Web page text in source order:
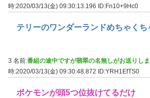
時:2020/03/13(金) 09:30:13.196 ID:Fn10+9Hc0
テリーのワンダーランドめちゃくち
3 名前:番組の途中ですが翡翠の名無しがお送りし
時:2020/03/13(金) 09:30:48.872
ID:YRH1EfTS0
ポケモンが頭5つ位抜けてるだけ